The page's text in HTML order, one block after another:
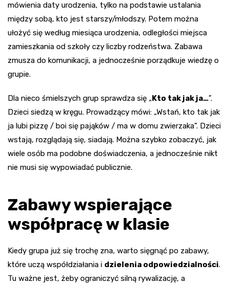
mówienia daty urodzenia, tylko na podstawie ustalania
między sobą, kto jest starszy/młodszy. Potem można
ułożyć się według miesiąca urodzenia, odległości miejsca
zamieszkania od szkoły czy liczby rodzeństwa. Zabawa
zmusza do komunikacji, a jednocześnie porządkuje wiedzę o
grupie.
Dla nieco śmielszych grup sprawdza się „Kto tak jak ja…”.
Dzieci siedzą w kręgu. Prowadzący mówi: „Wstań, kto tak jak
ja lubi pizzę / boi się pająków / ma w domu zwierzaka”. Dzieci
wstają, rozglądają się, siadają. Można szybko zobaczyć, jak
wiele osób ma podobne doświadczenia, a jednocześnie nikt
nie musi się wypowiadać publicznie.
Zabawy wspierające
współpracę w klasie
Kiedy grupa już się trochę zna, warto sięgnąć po zabawy,
które uczą współdziałania i dzielenia odpowiedzialności.
Tu ważne jest, żeby ograniczyć silną rywalizację, a